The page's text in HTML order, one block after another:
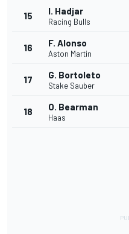
15 I. Hadjar
Racing Bulls
16 F. Alonso
Aston Martin
17 G. Bortoleto
Stake Sauber
18 O. Bearman
Haas